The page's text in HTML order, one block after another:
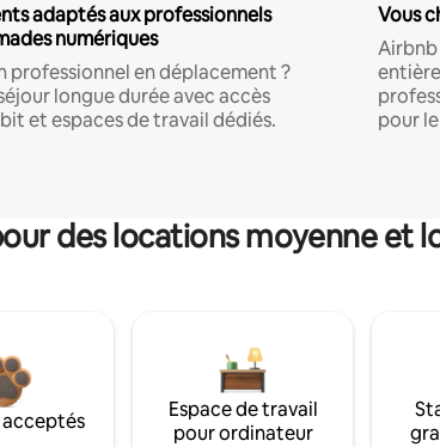
adaptés aux professionnels
numériques
professionnel en déplacement ?
longue durée avec accès
et espaces de travail dédiés.
Vous
pour
des locations moyenne et
Espace de travail
pour ordinateur